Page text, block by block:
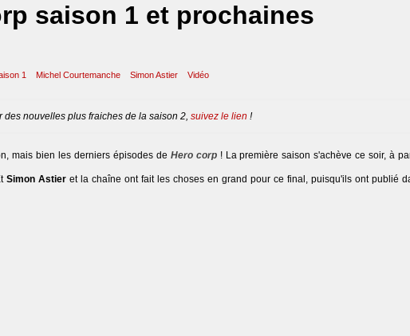
saison 1 et prochaines
1 Michel Courtemanche Simon Astier Vidéo
des nouvelles plus fraiches de la saison 2, suivez le lien !
mais bien les derniers épisodes de Hero corp! La première saison s'achève ce soir, à
Simon Astier et la chaîne ont fait les choses en grand pour ce final, puisqu'ils ont publié